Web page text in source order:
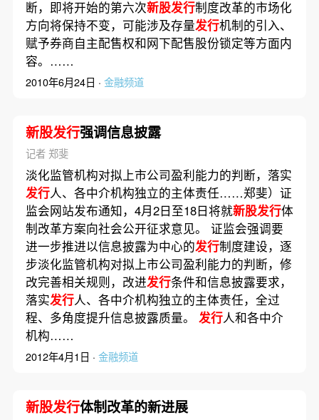
断，即将开始的第六次新股发行制度改革的市场化
方向将保持不变，可能涉及存量发行机制的引入、
赋予券商自主配售权和网下配售股份锁定等方面内
容。……
2010年6月24日 · 金融频道
新股发行强调信息披露
记者 郑斐
淡化监管机构对拟上市公司盈利能力的判断，落实
发行人、各中介机构独立的主体责任……郑斐）证
监会网站发布通知，4月2日至18日将就新股发行体
制改革方案向社会公开征求意见。 证监会强调要
进一步推进以信息披露为中心的发行制度建设，逐
步淡化监管机构对拟上市公司盈利能力的判断，修
改完善相关规则，改进发行条件和信息披露要求，
落实发行人、各中介机构独立的主体责任，全过
程、多角度提升信息披露质量。 发行人和各中介
机构……
2012年4月1日 · 金融频道
新股发行体制改革的新进展